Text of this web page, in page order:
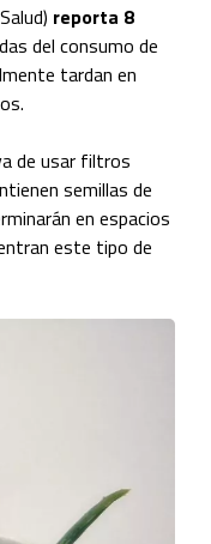
reporta 8
del consumo de
tardan en
de usar filtros
semillas de
en espacios
este tipo de